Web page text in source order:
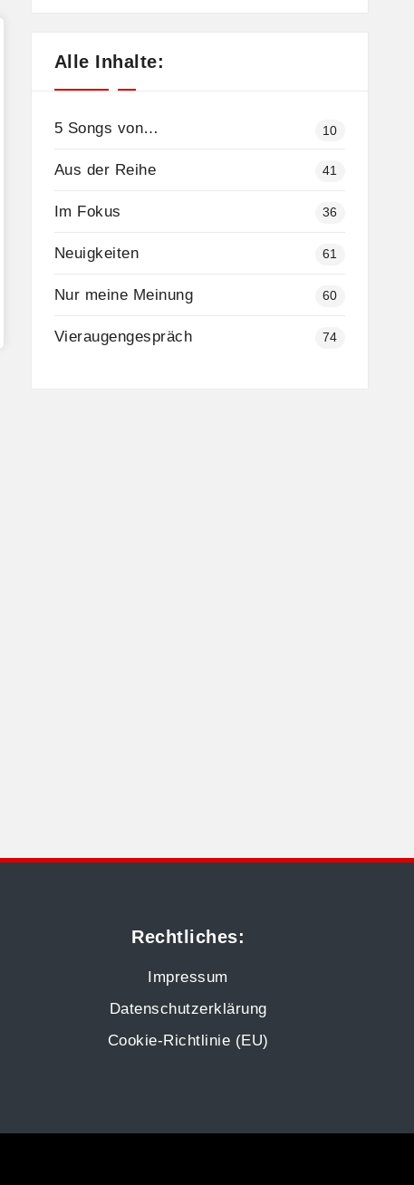
Alle Inhalte:
5 Songs von… 10
Aus der Reihe 41
Im Fokus 36
Neuigkeiten 61
Nur meine Meinung 60
Vieraugengespräch 74
Rechtliches:
Impressum
Datenschutzerklärung
Cookie-Richtlinie (EU)